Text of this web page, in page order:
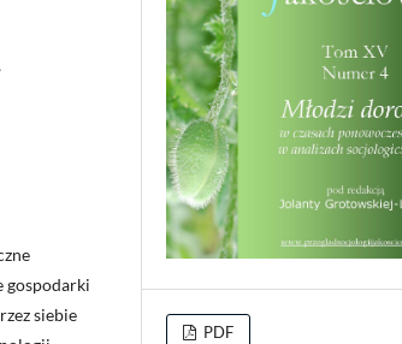
gospodarki
siebie
PDF